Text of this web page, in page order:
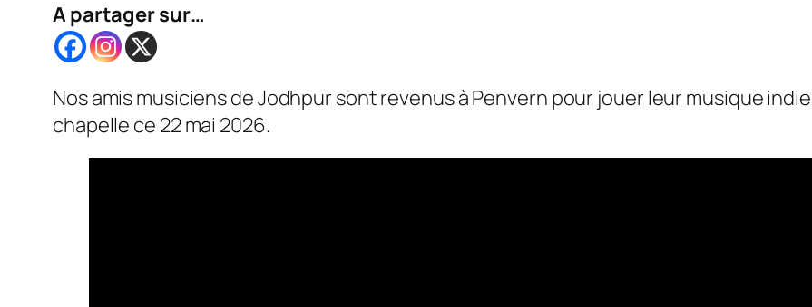
A partager sur…
Nos amis musiciens de Jodhpur sont revenus à Penvern pour jouer leur musique
chapelle ce 22 mai 2026.